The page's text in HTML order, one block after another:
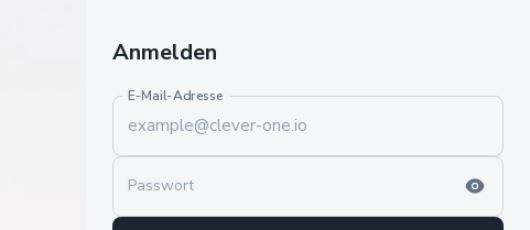
Anmelden
E-Mail-Adresse
Passwort